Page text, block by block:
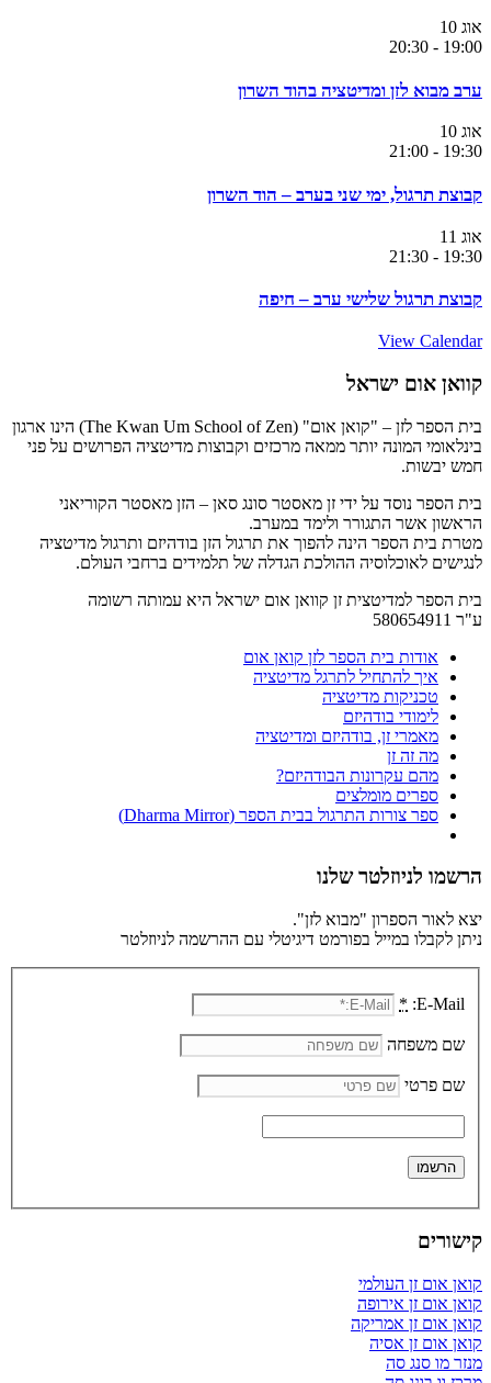
אוג 10
19:00
-
20:30
ערב מבוא לזן ומדיטציה בהוד השרון
אוג 10
19:30
-
21:00
קבוצת תרגול, ימי שני בערב – הוד השרון
אוג 11
19:30
-
21:30
קבוצת תרגול שלישי ערב – חיפה
View Calendar
קוואן אום ישראל
בית הספר לזן – "קואן אום" (The Kwan Um School of Zen) הינו ארגון
בינלאומי המונה יותר ממאה מרכזים וקבוצות מדיטציה הפרושים על פני
חמש יבשות.
בית הספר נוסד על ידי זן מאסטר סונג סאן – הזן מאסטר הקוריאני
הראשון אשר התגורר ולימד במערב.
מטרת בית הספר הינה להפוך את תרגול הזן בודהיזם ותרגול מדיטציה
לנגישים לאוכלוסיה ההולכת הגדלה של תלמידים ברחבי העולם.
בית הספר למדיטצית זן קוואן אום ישראל היא עמותה רשומה
ע"ר 580654911
אודות בית הספר לזן קואן אום
איך להתחיל לתרגל מדיטציה
טכניקות מדיטציה
לימודי בודהיזם
מאמרי זן, בודהיזם ומדיטציה
מה זה זן
מהם עקרונות הבודהיזם?
ספרים מומלצים
ספר צורות התרגול בבית הספר (Dharma Mirror)
הרשמו לניוזלטר שלנו
יצא לאור הספרון "מבוא לזן".
ניתן לקבלו במייל בפורמט דיגיטלי עם ההרשמה לניוזלטר
E-Mail:
*
שם משפחה
שם פרטי
קישורים
קואן אום זן העולמי
קואן אום זן אירופה
קואן אום זן אמריקה
קואן אום זן אסיה
מנזר מו סנג סה